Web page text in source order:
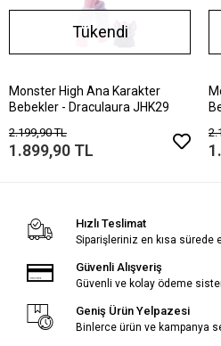
Tükendi
Monster High Ana Karakter
Bebekler - Draculaura JHK29
2.199,90 TL
1.899,90 TL
Hızlı Teslimat
Siparişleriniz en kısa sürede
Güvenli Alışveriş
Güvenli ve kolay ödeme
Geniş Ürün Yelpazesi
Binlerce ürün ve kampanya